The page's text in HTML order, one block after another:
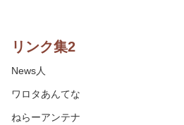
リンク集2
News人
ワロタあんてな
ねらーアンテナ